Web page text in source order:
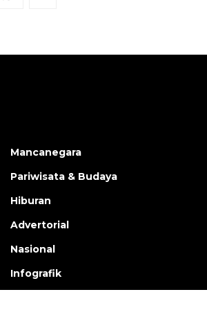
Mancanegara
Pariwisata & Budaya
Hiburan
Advertorial
Nasional
Infografik